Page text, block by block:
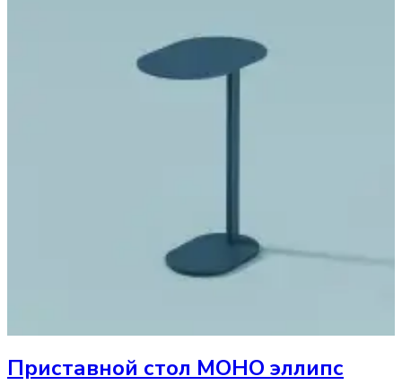
Приставной стол МОНО эллипс